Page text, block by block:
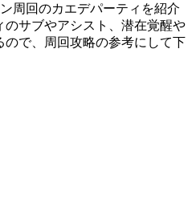
周回のカエデパーティを紹介
のサブやアシスト、潜在覚醒や
で、周回攻略の参考にして下